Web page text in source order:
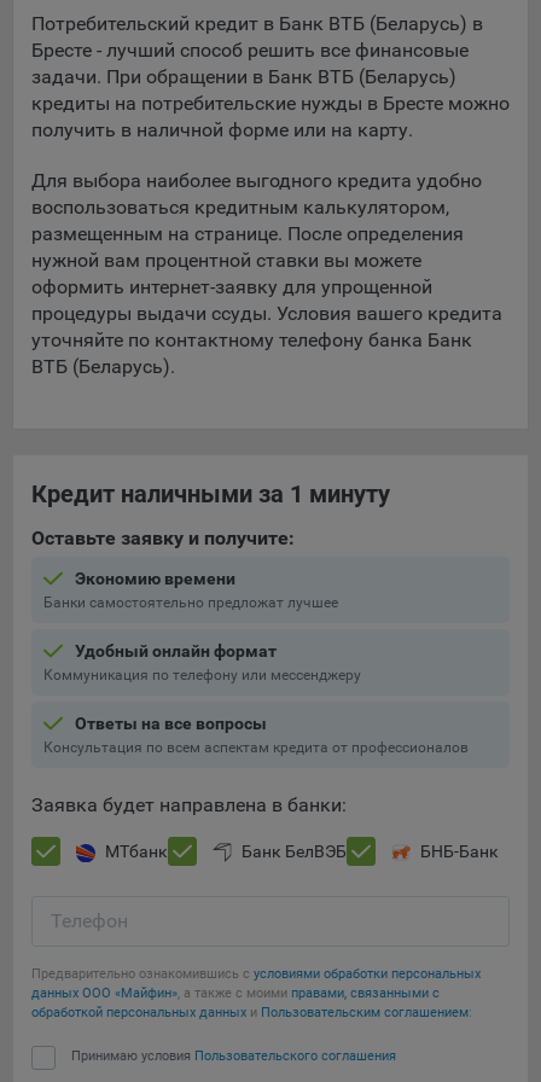
Подобные функции улучшают условия работы
пользователей с сайтом.
9.3. Файлы cookie предпочтений, например, для настройки
контента. Данные файлы cookie собирают информацию о
выборе пользователя на сайте и его предпочтениях и
выбранном пользователем городе и других местных
настройках для того, чтобы соответствующим образом
настраивать сайт.
9.4. Аналитические файлы cookie, например
Яндекс.Метрика, Google Analytics. Данные файлы cookie
собирают информацию о том, как пользователь
использовал сайты, и позволяют Обществу вносить в них
улучшения.
сайта, а также позволяют оценить эффективность
рекламы. Благодаря этому у Общества есть возможность
составить представление о тенденциях использования
сайта в целом. Общество использует информацию для
анализа трафика на сайтах.
9.5. Файлы cookie, применяемые для определения целевой
аудитории и в рекламных целях, например Яндекс.Метрика,
Технические/Функциональные, хранятся не более года;
платформ «Google Analytics», «Яндекс.Метрика»
(статистические), установлены на сервере Общества и не
передаются третьим лицам, часть из которых хранятся во
Остальные - не более года.
Отключение аналитических файлов cookie не позволяет
определять предпочтения пользователей сайта, в том числе
наиболее и наименее популярные страницы и принимать
меры по совершенствованию работы сайта исходя из
предпочтений пользователей.
Сохранить мои изменения
Потребительский кредит в Банк ВТБ (Беларусь) в
Бресте - лучший способ решить все финансовые
задачи. При обращении в Банк ВТБ (Беларусь)
кредиты на потребительские нужды в Бресте можно
получить в наличной форме или на карту.
Для выбора наиболее выгодного кредита удобно
воспользоваться кредитным калькулятором,
размещенным на странице. После определения
нужной вам процентной ставки вы можете
оформить интернет-заявку для упрощенной
процедуры выдачи ссуды. Условия вашего кредита
уточняйте по контактному телефону банка Банк
ВТБ (Беларусь).
Кредит наличными за 1 минуту
Оставьте заявку и получите:
Экономию времени
Банки самостоятельно предложат лучшее
Удобный онлайн формат
Коммуникация по телефону или мессенджеру
Ответы на все вопросы
Консультация по всем аспектам кредита от профессионалов
Заявка будет направлена в банки:
МТбанк Банк БелВЭБ БНБ-Банк
Телефон
Предварительно ознакомившись с условиями обработки персональных
данных ООО «Майфин», а также с моими правами, связанными с
обработкой персональных данных и Пользовательским соглашением:
Принимаю условия Пользовательского соглашения